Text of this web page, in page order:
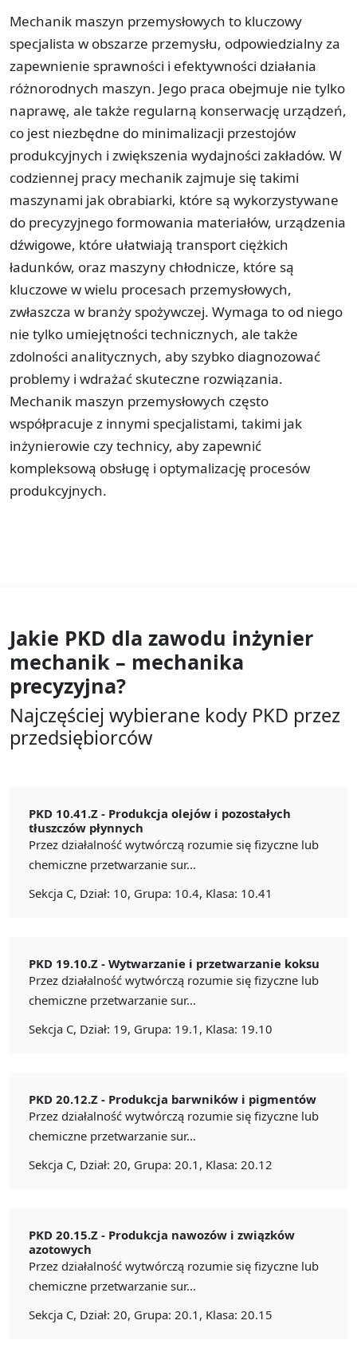
Mechanik maszyn przemysłowych to kluczowy
specjalista w obszarze przemysłu, odpowiedzialny za
zapewnienie sprawności i efektywności działania
różnorodnych maszyn. Jego praca obejmuje nie tylko
naprawę, ale także regularną konserwację urządzeń,
co jest niezbędne do minimalizacji przestojów
produkcyjnych i zwiększenia wydajności zakładów. W
codziennej pracy mechanik zajmuje się takimi
maszynami jak obrabiarki, które są wykorzystywane
do precyzyjnego formowania materiałów, urządzenia
dźwigowe, które ułatwiają transport ciężkich
ładunków, oraz maszyny chłodnicze, które są
kluczowe w wielu procesach przemysłowych,
zwłaszcza w branży spożywczej. Wymaga to od niego
nie tylko umiejętności technicznych, ale także
zdolności analitycznych, aby szybko diagnozować
problemy i wdrażać skuteczne rozwiązania.
Mechanik maszyn przemysłowych często
współpracuje z innymi specjalistami, takimi jak
inżynierowie czy technicy, aby zapewnić
kompleksową obsługę i optymalizację procesów
produkcyjnych.
Jakie PKD dla zawodu inżynier
mechanik – mechanika
precyzyjna?
Najczęściej wybierane kody PKD przez
przedsiębiorców
PKD 10.41.Z - Produkcja olejów i pozostałych
tłuszczów płynnych
Przez działalność wytwórczą rozumie się fizyczne lub
chemiczne przetwarzanie sur...
Sekcja C, Dział: 10, Grupa: 10.4, Klasa: 10.41
PKD 19.10.Z - Wytwarzanie i przetwarzanie koksu
Przez działalność wytwórczą rozumie się fizyczne lub
chemiczne przetwarzanie sur...
Sekcja C, Dział: 19, Grupa: 19.1, Klasa: 19.10
PKD 20.12.Z - Produkcja barwników i pigmentów
Przez działalność wytwórczą rozumie się fizyczne lub
chemiczne przetwarzanie sur...
Sekcja C, Dział: 20, Grupa: 20.1, Klasa: 20.12
PKD 20.15.Z - Produkcja nawozów i związków
azotowych
Przez działalność wytwórczą rozumie się fizyczne lub
chemiczne przetwarzanie sur...
Sekcja C, Dział: 20, Grupa: 20.1, Klasa: 20.15